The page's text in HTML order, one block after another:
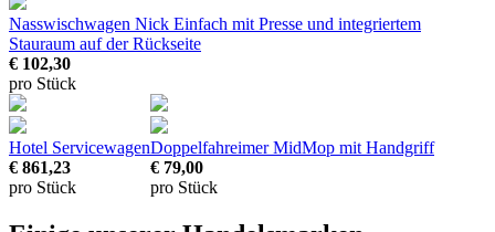
Nasswischwagen Nick Einfach mit Presse und integriertem
Stauraum auf der Rückseite
€ 102,30
pro Stück
Hotel Servicewagen
€ 861,23
pro Stück
Doppelfahreimer MidMop mit Handgriff
€ 79,00
pro Stück